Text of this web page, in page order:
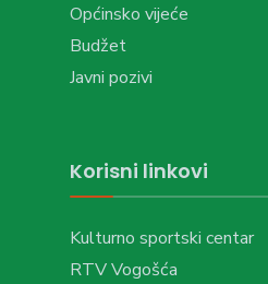
Općinsko vijeće
Budžet
Javni pozivi
Korisni linkovi
Kulturno sportski centar
RTV Vogošća